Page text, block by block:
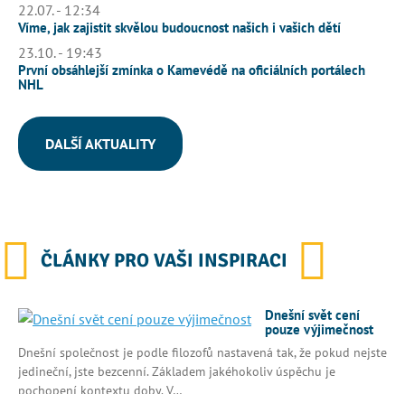
22.07. - 12:34
Víme, jak zajistit skvělou budoucnost našich i vašich dětí
23.10. - 19:43
První obsáhlejší zmínka o Kamevédě na oficiálních portálech
NHL
DALŠÍ AKTUALITY
ČLÁNKY PRO VAŠI INSPIRACI
Dnešní svět cení
pouze výjimečnost
Dnešní společnost je podle filozofů nastavená tak, že pokud nejste
jedineční, jste bezcenní. Základem jakéhokoliv úspěchu je
pochopení kontextu doby. V…